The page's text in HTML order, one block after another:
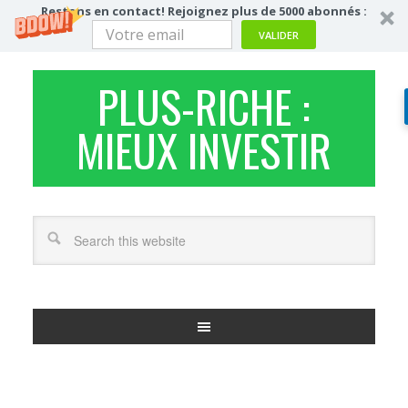
Restons en contact! Rejoignez plus de 5000 abonnés :
VALIDER
PLUS-RICHE :
MIEUX INVESTIR